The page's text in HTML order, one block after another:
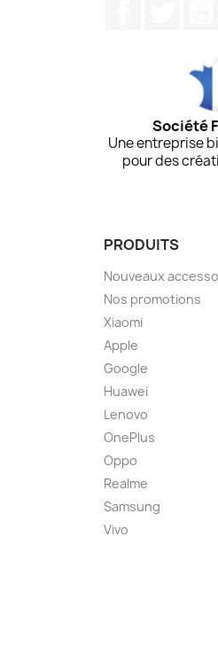
Société
Une entreprise
pour des
PRODUITS
Nouveaux
Nos promotions
Xiaomi
Apple
Google
Huawei
Lenovo
OnePlus
Oppo
Realme
Samsung
Vivo